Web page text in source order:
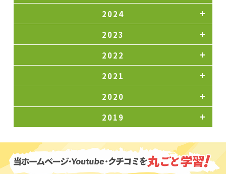
2024
2023
2022
2021
2020
2019